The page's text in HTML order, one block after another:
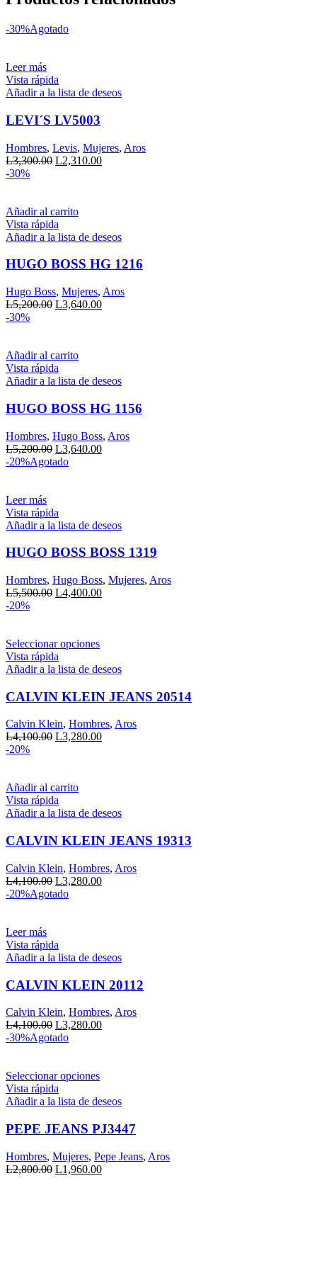
-30%Agotado
Leer más
Vista rápida
Añadir a la lista de deseos
LEVI´S LV5003
Hombres, Levis, Mujeres, Aros
L3,300.00 El
L3,300.00.
L2,310.00El
-30%
Añadir al carrito
Vista rápida
Añadir a la lista de deseos
HUGO BOSS HG 1216
Hugo Boss, Mujeres, Aros
L5,200.00 El
L5,200.00.
L3,640.00El
-30%
Añadir al carrito
Vista rápida
Añadir a la lista de deseos
HUGO BOSS HG 1156
Hombres, Hugo Boss, Aros
L5,200.00 El
precio
L3,640.00El
-20%Agotado
Leer más
Vista rápida
Añadir a la lista de deseos
HUGO BOSS BOSS 1319
Hombres, Hugo Boss, Mujeres, Aros
L5,500.00 El
L5,500.00.
L4,400.00El
-20%
Seleccionar opcionesEste
tiene
variantes.
Las
opciones
se
pueden
de
producto
Vista rápida
Añadir a la lista de deseos
CALVIN KLEIN JEANS 20514
Calvin Klein, Hombres, Aros
L4,100.00 El
L4,100.00.
L3,280.00El
-20%
Añadir al carrito
Vista rápida
Añadir a la lista de deseos
CALVIN KLEIN JEANS 19313
Calvin Klein, Hombres, Aros
L4,100.00 El
precio
L3,280.00El
-20%Agotado
Leer más
Vista rápida
Añadir a la lista de deseos
CALVIN KLEIN 20112
Calvin Klein, Hombres, Aros
L4,100.00 El
precio
L4,100.00.
L3,280.00El
-30%Agotado
Seleccionar opcionesEste
tiene
variantes.
Las
opciones
se
pueden
Vista rápida
Añadir a la lista de deseos
PEPE JEANS PJ3447
Hombres, Mujeres, Pepe Jeans, Aros
L2,800.00 El
L1,960.00El